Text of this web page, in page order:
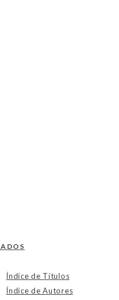
Índice de Títulos
Índice de Autores